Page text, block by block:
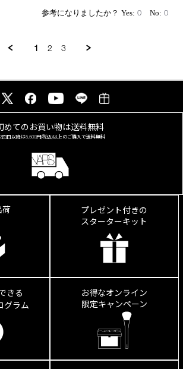
0 0
1 2 3
めてのお買い物は送料無料
回目以降は5,500円(税込)以上のご購入で送料無料
荷
プレゼント付きの
スターターキット
きる
グラム
お得なオンライン
限定キャンペーン